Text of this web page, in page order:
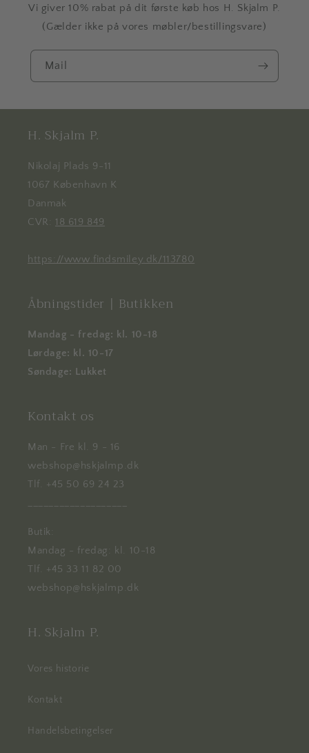
Vi giver 10% rabat på dit første køb hos H. Skjalm P.
(Gælder ikke på vores møbler/bestillingsvare)
Mail
H. Skjalm P.
Nikolaj Plads 9-11
1067 København K
Danmak
CVR: 18 619 849
https://www.findsmiley.dk/113780
Åbningstider | Butikken
Mandag - fredag: kl. 10-18
Lørdage: kl. 10-17
Søndage: Lukket
Kontakt os
Man - Fre kl. 9 - 16
webshop@hskjalmp.dk
Tlf. +45 50 69 24 23
Butik:
Mandag - fredag: kl. 10-18
Tlf. +45 33 11 82 00
webshop@hskjalmp.dk
H. Skjalm P.
Vores historie
Kontakt
Handelsbetingelser